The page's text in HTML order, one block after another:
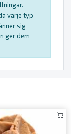
varje typ
sig
ger dem